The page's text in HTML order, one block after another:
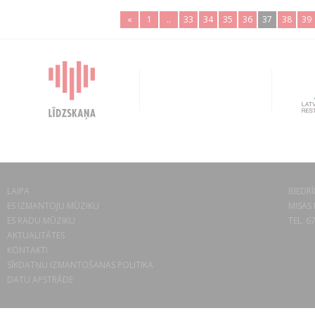
« 1 .. 33 34 35 36 37 38 39
LAIPA
ES IZMANTOJU MŪZIKU
ES RADU MŪZIKU
AKTUALITĀTES
KONTAKTI
SĪKDATŅU IZMANTOŠANAS POLITIKA
DATU APSTRĀDE
TEL.